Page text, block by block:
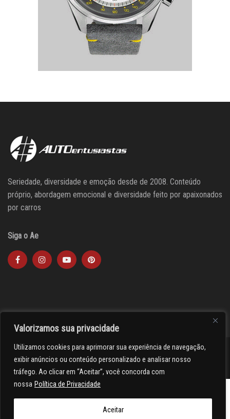
Valorizamos sua privacidade
Utilizamos cookies para aprimorar sua experiência de navegação,
exibir anúncios ou conteúdo personalizado e analisar nosso
tráfego. Ao clicar em “Aceitar”, você concorda com
nossa Política de Privacidade
Aceitar
Seriedade, diversidade e emoção desde de 2008. Conteúdo
próprio, abordagem emocional e diversidade feito por apaixonados
por carros
Siga o Ae
><(((º> 17